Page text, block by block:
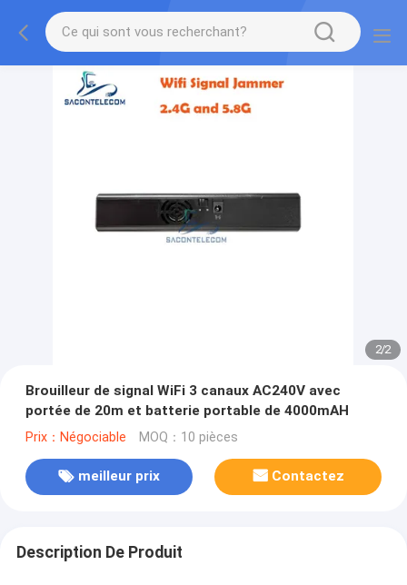
2/2
Brouilleur de signal WiFi 3 canaux AC240V avec
portée de 20m et batterie portable de 4000mAH
Prix：Négociable MOQ：10 pièces
meilleur prix Contactez
Description De Produit